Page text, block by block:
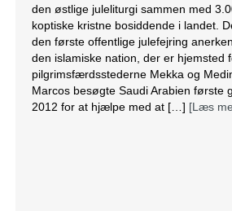
den østlige juleliturgi sammen med
koptiske kristne bosiddende i landet.
den første offentlige julefejring
den islamiske nation, der er hjemsted
pilgrimsfærdsstederne Mekka og
Marcos besøgte Saudi Arabien første
2012 for at hjælpe med at […] [Læs